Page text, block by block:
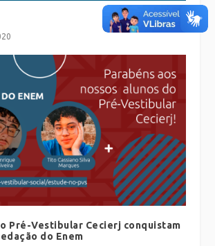
Pré-Vestibular Cecierj conquistam
do Enem